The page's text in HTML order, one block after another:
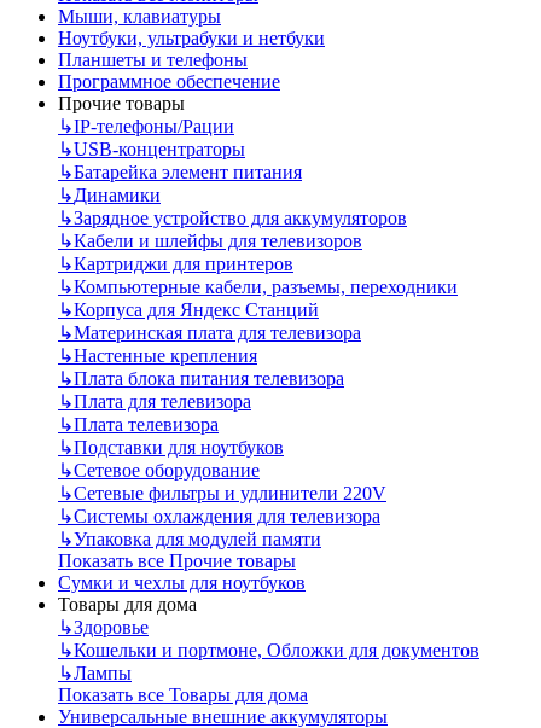
Мыши, клавиатуры
Ноутбуки, ультрабуки и нетбуки
Планшеты и телефоны
Программное обеспечение
Прочие товары
↳IP‑телефоны/Рации
↳USB-концентраторы
↳Батарейка элемент питания
↳Динамики
↳Зарядное устройство для аккумуляторов
↳Кабели и шлейфы для телевизоров
↳Картриджи для принтеров
↳Компьютерные кабели, разъемы, переходники
↳Корпуса для Яндекс Станций
↳Материнская плата для телевизора
↳Настенные крепления
↳Плата блока питания телевизора
↳Плата для телевизора
↳Плата телевизора
↳Подставки для ноутбуков
↳Сетевое оборудование
↳Сетевые фильтры и удлинители 220V
↳Системы охлаждения для телевизора
↳Упаковка для модулей памяти
Показать все Прочие товары
Сумки и чехлы для ноутбуков
Товары для дома
↳Здоровье
↳Кошельки и портмоне, Обложки для документов
↳Лампы
Показать все Товары для дома
Универсальные внешние аккумуляторы